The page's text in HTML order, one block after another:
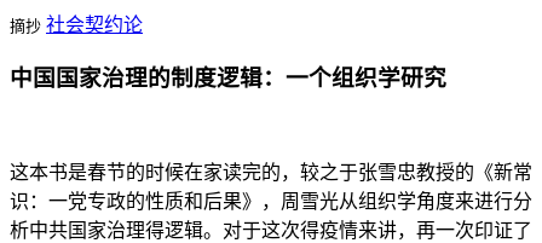
摘抄 社会契约论
中国国家治理的制度逻辑：一个组织学研究
这本书是春节的时候在家读完的，较之于张雪忠教授的《新常
识：一党专政的性质和后果》，周雪光从组织学角度来进行分
析中共国家治理得逻辑。对于这次得疫情来讲，再一次印证了